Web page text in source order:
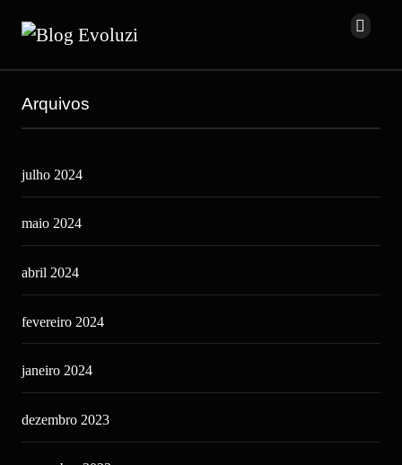
Arquivos
julho 2024
maio 2024
abril 2024
fevereiro 2024
janeiro 2024
dezembro 2023